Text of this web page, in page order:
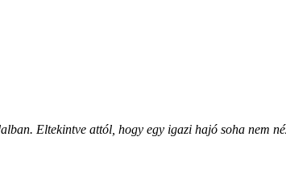
Eltekintve attól, hogy egy igazi hajó soha nem